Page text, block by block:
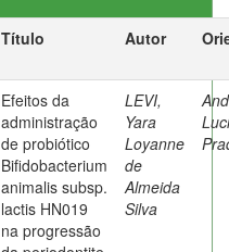
Título Autor
Efeitos da
administração
de probiótico
Bifidobacterium
animalis subsp.
lactis HN019
na progressão
LEVI,
Yara
Loyanne
de
Almeida
Silva